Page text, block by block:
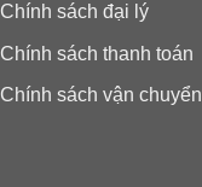
Chính sách đại lý
Chính sách thanh toán
Chính sách vận chuyển